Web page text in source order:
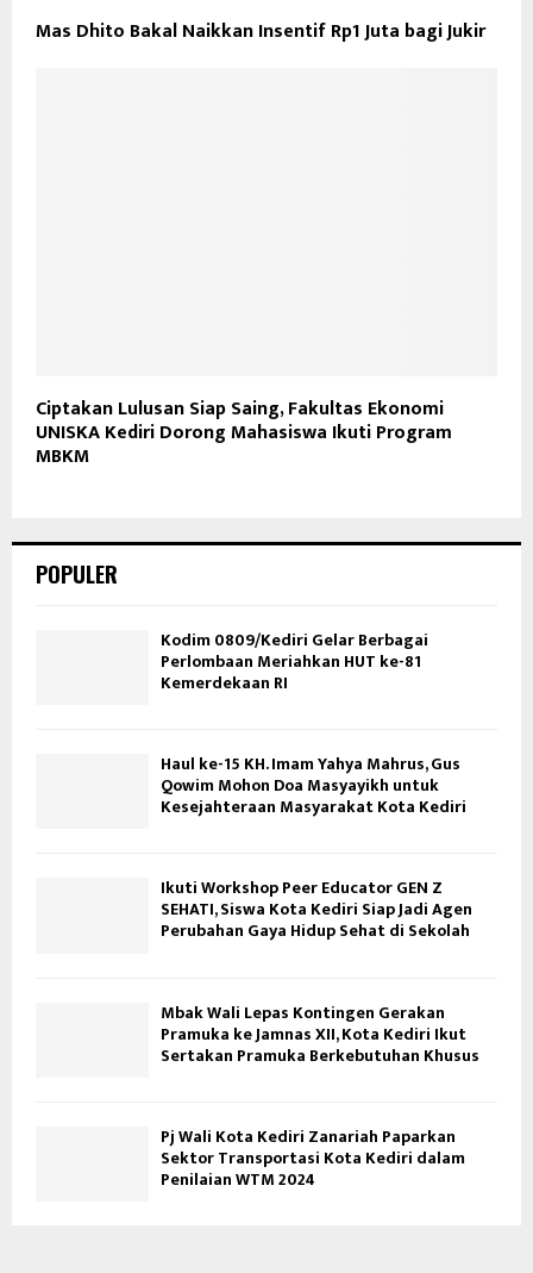
Mas Dhito Bakal Naikkan Insentif Rp1 Juta bagi Jukir
Ciptakan Lulusan Siap Saing, Fakultas Ekonomi
UNISKA Kediri Dorong Mahasiswa Ikuti Program
MBKM
POPULER
Kodim 0809/Kediri Gelar Berbagai
Perlombaan Meriahkan HUT ke-81
Kemerdekaan RI
Haul ke-15 KH. Imam Yahya Mahrus, Gus
Qowim Mohon Doa Masyayikh untuk
Kesejahteraan Masyarakat Kota Kediri
Ikuti Workshop Peer Educator GEN Z
SEHATI, Siswa Kota Kediri Siap Jadi Agen
Perubahan Gaya Hidup Sehat di Sekolah
Mbak Wali Lepas Kontingen Gerakan
Pramuka ke Jamnas XII, Kota Kediri Ikut
Sertakan Pramuka Berkebutuhan Khusus
Pj Wali Kota Kediri Zanariah Paparkan
Sektor Transportasi Kota Kediri dalam
Penilaian WTM 2024